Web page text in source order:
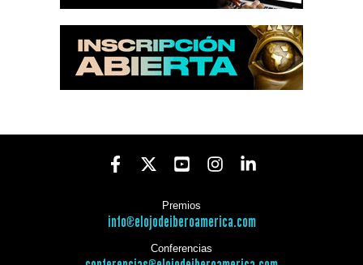
Premios
info@elojodeiberoamerica.com
Conferencias